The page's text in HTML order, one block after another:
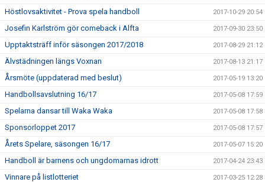
Höstlovsaktivitet - Prova spela handboll 2017-10-29 20:54
Josefin Karlström gör comeback i Alfta 2017-09-30 23:50
Upptaktsträff inför säsongen 2017/2018 2017-08-29 21:12
Älvstädningen längs Voxnan 2017-08-13 21:17
Årsmöte (uppdaterad med beslut) 2017-05-19 13:20
Handbollsavslutning 16/17 2017-05-08 17:59
Spelarna dansar till Waka Waka 2017-05-08 17:58
Sponsorloppet 2017 2017-05-08 17:57
Årets Spelare, säsongen 16/17 2017-05-07 15:20
Handboll är barnens och ungdomarnas idrott 2017-04-24 23:43
Vinnare på listlotteriet 2017-03-25 12:28